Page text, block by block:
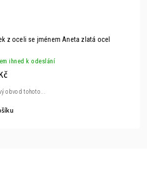
z oceli se jménem Aneta zlatá ocel
ihned k odeslání
obvod tohoto...